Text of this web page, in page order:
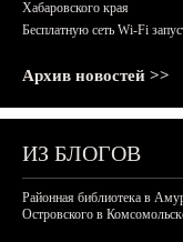
Хабаровского края
Бесплатную сеть Wi-Fi
Архив новостей >>
ИЗ БЛОГОВ
Районная библиотека в
Островского в